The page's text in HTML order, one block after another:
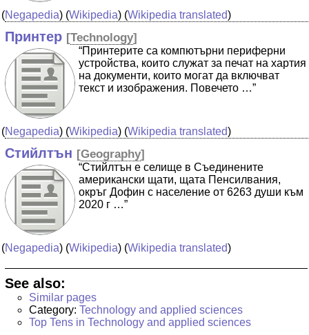
(Negapedia) (Wikipedia) (Wikipedia translated)
Принтер [Technology]
“Принтерите са компютърни периферни
устройства, които служат за печат на хартия
на документи, които могат да включват
текст и изображения. Повечето …”
(Negapedia) (Wikipedia) (Wikipedia translated)
Стийлтън [Geography]
“Стийлтън е селище в Съединените
американски щати, щата Пенсилвания,
окръг Дофин с население от 6263 души към
2020 г …”
(Negapedia) (Wikipedia) (Wikipedia translated)
See also:
Similar pages
Category: Technology and applied sciences
Top Tens in Technology and applied sciences